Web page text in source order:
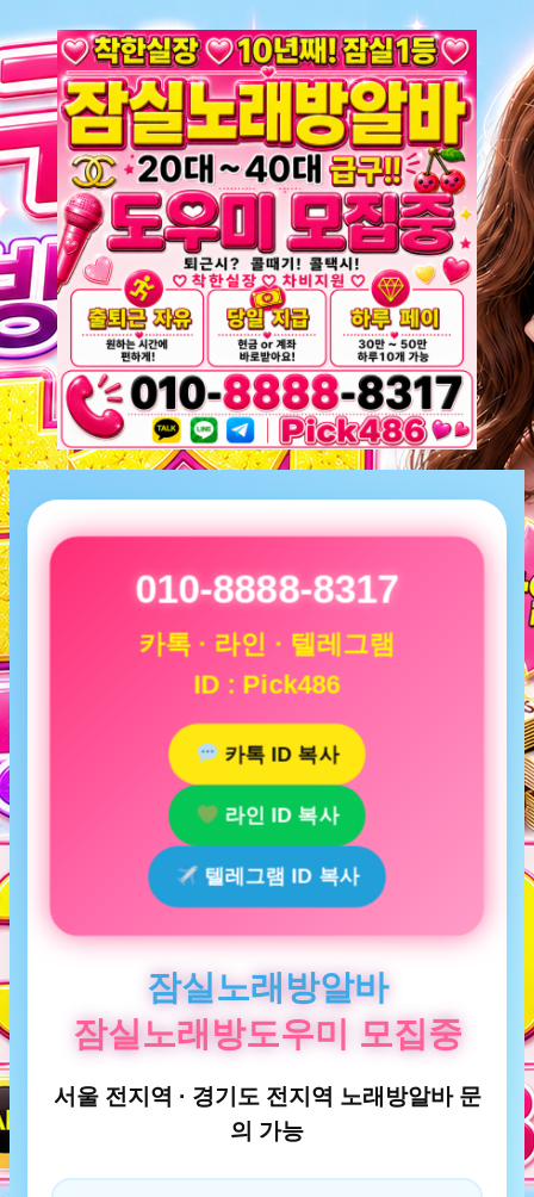
010-8888-8317
카톡 · 라인 · 텔레그램
ID : Pick486
카톡 ID 복사
라인 ID 복사
텔레그램 ID 복사
잠실노래방알바
잠실노래방도우미 모집중
서울 전지역 · 경기도 전지역 노래방알바 문
의 가능